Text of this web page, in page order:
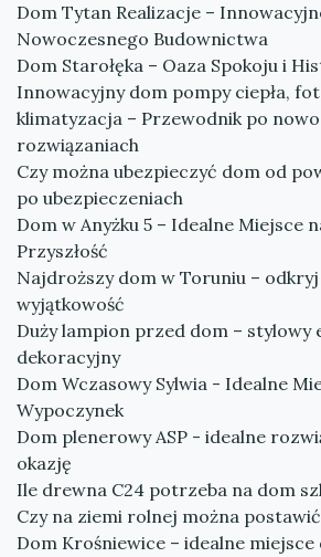
Dom Tytan Realizacje –
Nowoczesnego Budownictwa
Dom Starołęka – Oaza Spokoju i
Innowacyjny dom pompy ciepła,
klimatyzacja – Przewodnik po
rozwiązaniach
Czy można ubezpieczyć dom od
po ubezpieczeniach
Dom w Anyżku 5 – Idealne Miejsce
Przyszłość
Najdroższy dom w Toruniu – odkryj
wyjątkowość
Duży lampion przed dom – stylowy
dekoracyjny
Dom Wczasowy Sylwia - Idealne
Wypoczynek
Dom plenerowy ASP - idealne
okazję
Ile drewna C24 potrzeba na dom
Czy na ziemi rolnej można
Dom Krośniewice – idealne miejsce